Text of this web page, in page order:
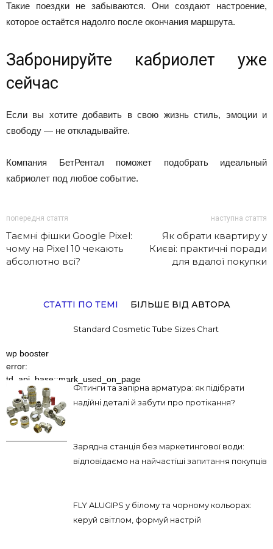
Такие поездки не забываются. Они создают настроение,
которое остаётся надолго после окончания маршрута.
Забронируйте кабриолет уже
сейчас
Если вы хотите добавить в свою жизнь стиль, эмоции и
свободу — не откладывайте.
Компания БетРентал поможет подобрать идеальный
кабриолет под любое событие.
попередня стаття
Таємні фішки Google Pixel:
чому на Pixel 10 чекають
абсолютно всі?
наступна стаття
Як обрати квартиру у
Києві: практичні поради
для вдалої покупки
СТАТТІ ПО ТЕМІ БІЛЬШЕ ВІД АВТОРА
wp booster
error:
td_api_base::mark_used_on_page
: a component
with the ID:
td_218x150 is
not set.
Standard Cosmetic Tube Sizes Chart
Фітинги та запірна арматура: як підібрати
надійні деталі й забути про протікання?
Зарядна станція без маркетингової води:
відповідаємо на найчастіші запитання покупців
FLY ALUGIPS у білому та чорному кольорах:
керуй світлом, формуй настрій